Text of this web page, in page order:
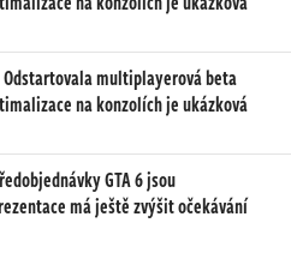
Odstartovala multiplayerová beta
na konzolích je ukázková
GTA 6 jsou
má ještě zvýšit očekávání